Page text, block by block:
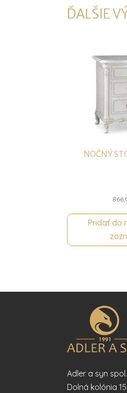
ĎALŠIE
NOČNÝ
Pridať do
Adler a syn spol.
Dolná kolónia 15